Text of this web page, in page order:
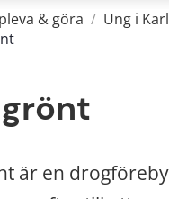
& göra / Ung i
är en